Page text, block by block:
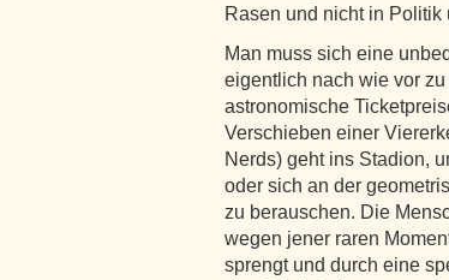
Rasen und nicht in Politik
Man muss sich eine
eigentlich nach wie vor
astronomische
Verschieben einer
Nerds) geht ins Stadion,
oder sich an der
zu berauschen. Die
wegen jener raren
sprengt und durch eine